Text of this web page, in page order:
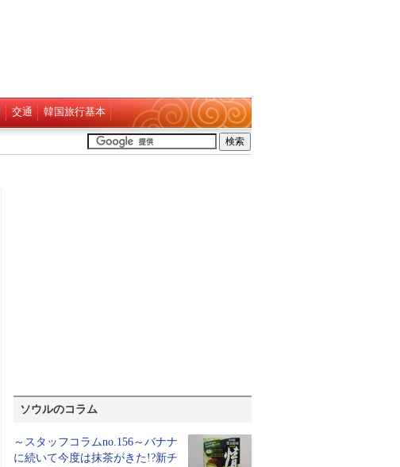
交通 韓国旅行基本
ソウルのコラム
～スタッフコラムno.156～バナナ
に続いて今度は抹茶がきた!?新チ